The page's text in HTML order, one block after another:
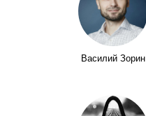
Василий Зорин